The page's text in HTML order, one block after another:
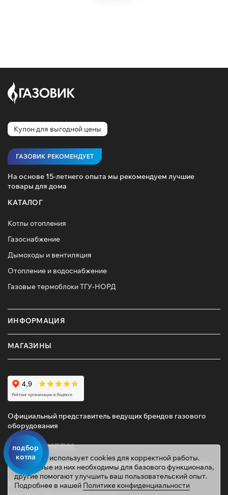
подбор
котла
Купон для выгодной цены
ГАЗОВИК РЕКОМЕНДУЕТ
На основе 15-летнего опыта мы рекомендуем лучшие
товары для дома
КАТАЛОГ
Котлы отопления
Газоснабжение
Дымоходы и вентиляция
Отопление и водоснабжение
Газовые термоблоки ТГУ-НОРД
ИНФОРМАЦИЯ
МАГАЗИНЫ
Официальный представитель ведущих брендов газового
оборудования
© 2026 ТД «ГАЗОВИК»
Этот сайт использует cookies для корректной работы.
Некоторые из них необходимы для базового функционала,
другие помогают улучшить ваш пользовательский опыт.
Подробнее в нашей Политике конфиденциальности